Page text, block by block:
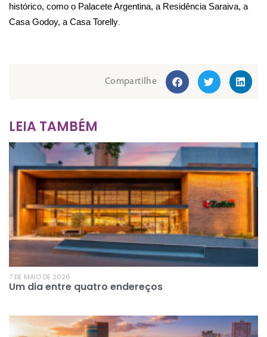
histórico, como o Palacete Argentina, a Residência Saraiva, a
Casa Godoy, a Casa Torelly.
Compartilhe
LEIA TAMBÉM
7 DE MAIO DE 2026
Um dia entre quatro endereços